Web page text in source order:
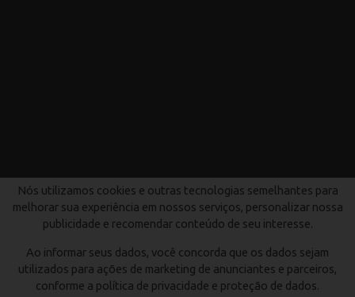
Nós utilizamos cookies e outras tecnologias semelhantes para
melhorar sua experiência em nossos serviços, personalizar nossa
publicidade e recomendar conteúdo de seu interesse.
Ao informar seus dados, você concorda que os dados sejam
utilizados para ações de marketing de anunciantes e parceiros,
conforme a política de privacidade e proteção de dados.